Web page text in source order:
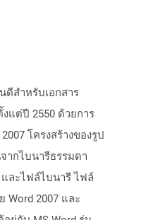
ดีสำหรับเอกสาร
แต่ปี 2550 ด้วยการ
โครงสร้างของรูป
ากไบนารีธรรมดา
และไฟล์ไบนารี ไฟล์
Word 2007 และ